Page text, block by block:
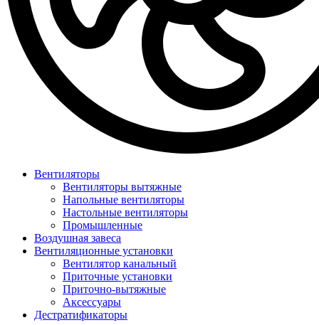
Вентиляторы
Вентиляторы вытяжные
Напольные вентиляторы
Настольные вентиляторы
Промышленные
Воздушная завеса
Вентиляционные установки
Вентилятор канальный
Приточные установки
Приточно-вытяжные
Аксессуары
Дестратификаторы